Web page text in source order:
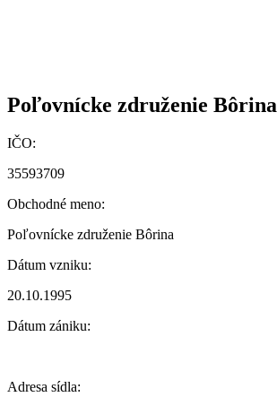
Poľovnícke združenie Bôrina
IČO:
35593709
Obchodné meno:
Poľovnícke združenie Bôrina
Dátum vzniku:
20.10.1995
Dátum zániku:
Adresa sídla: